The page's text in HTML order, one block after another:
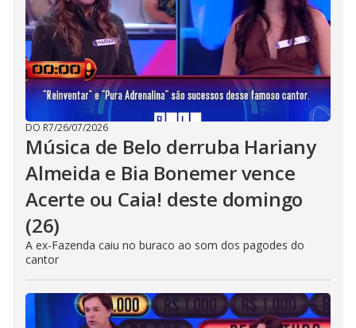
DO R7/26/07/2026
Música de Belo derruba Hariany
Almeida e Bia Bonemer vence
Acerte ou Caia! deste domingo
(26)
A ex-Fazenda caiu no buraco ao som dos pagodes do
cantor